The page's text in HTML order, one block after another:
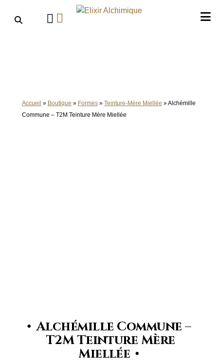
Accueil » Boutique » Formes» Teinture-Mère Miellée »Alchémille
Commune – T2M Teinture Mère Miellée
Alchémille Commune –
T2M Teinture Mère
Miellée